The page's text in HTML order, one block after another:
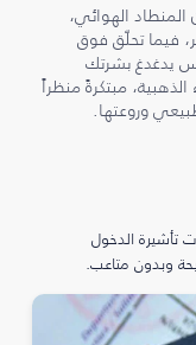
الهوائي،
فيما تحلّق فوق
يدغدغ بشرتك
مبتكرةً منظراً
وروعتها.
تأشيرة الدخول
وبدون متاعب.